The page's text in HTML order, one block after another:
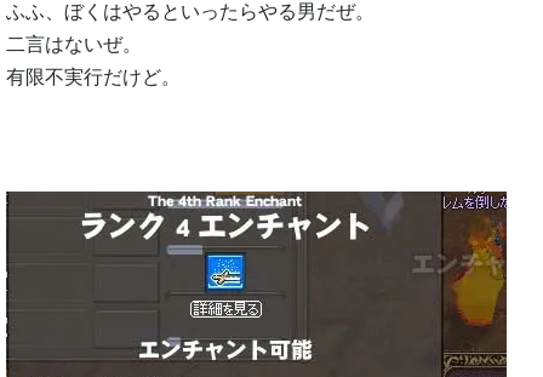
ふふ、ぼくはやるといったらやる男だぜ。
二言はないぜ。
有限不実行だけど。